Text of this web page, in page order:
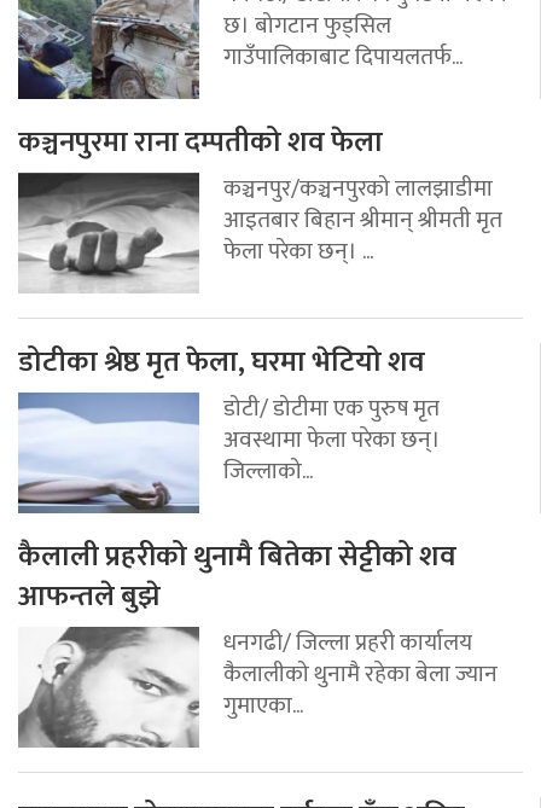
छ। बोगटान फुड्सिल
गाउँपालिकाबाट दिपायलतर्फ...
कञ्चनपुरमा राना दम्पतीको शव फेला
कञ्चनपुर/कञ्चनपुरको लालझाडीमा
आइतबार बिहान श्रीमान् श्रीमती मृत
फेला परेका छन्। ...
डोटीका श्रेष्ठ मृत फेला, घरमा भेटियो शव
डोटी/ डोटीमा एक पुरुष मृत
अवस्थामा फेला परेका छन्।
जिल्लाको...
कैलाली प्रहरीको थुनामै बितेका सेट्टीको शव
आफन्तले बुझे
धनगढी/ जिल्ला प्रहरी कार्यालय
कैलालीको थुनामै रहेका बेला ज्यान
गुमाएका...